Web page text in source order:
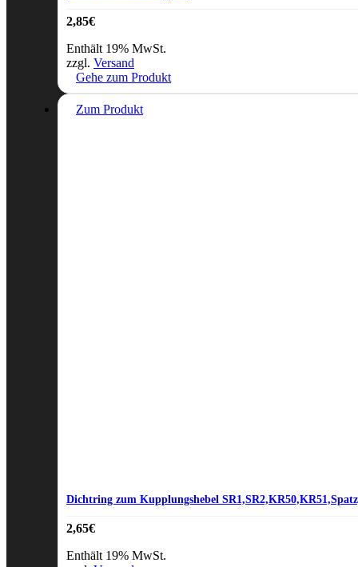
2,85€
Enthält 19% MwSt.
zzgl. Versand
Gehe zum Produkt
Zum Produkt
Dichtring zum Kupplungshebel
2,65€
Enthält 19% MwSt.